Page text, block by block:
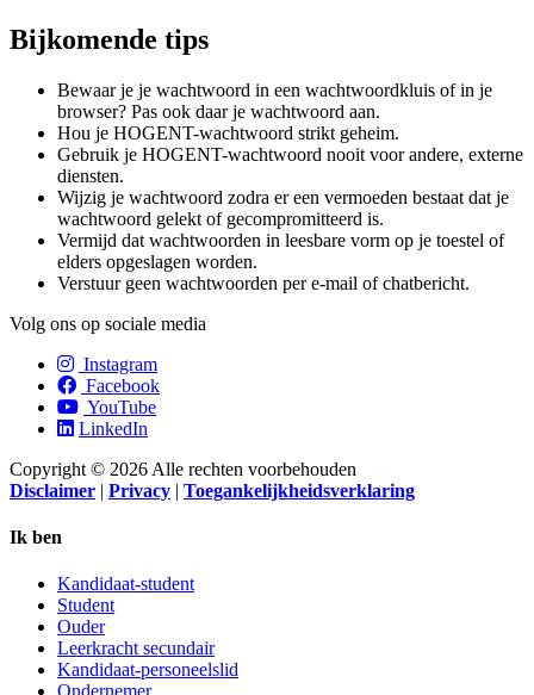
Bijkomende tips
Bewaar je je wachtwoord in een wachtwoordkluis of in je
browser? Pas ook daar je wachtwoord aan.
Hou je HOGENT-wachtwoord strikt geheim.
Gebruik je HOGENT-wachtwoord nooit voor andere, externe
diensten.
Wijzig je wachtwoord zodra er een vermoeden bestaat dat je
wachtwoord gelekt of gecompromitteerd is.
Vermijd dat wachtwoorden in leesbare vorm op je toestel of
elders opgeslagen worden.
Verstuur geen wachtwoorden per e-mail of chatbericht.
Volg ons op sociale media
Instagram
Facebook
YouTube
LinkedIn
Copyright © 2026 Alle rechten voorbehouden
Disclaimer | Privacy | Toegankelijkheidsverklaring
Ik ben
Kandidaat-student
Student
Ouder
Leerkracht secundair
Kandidaat-personeelslid
Ondernemer